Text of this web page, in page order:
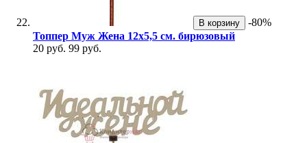
В корзину
-80%
Топпер Муж Жена 12х5,5 см. бирюзовый
20 руб. 99 руб.